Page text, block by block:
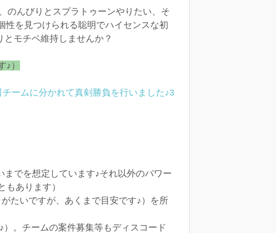
のんびりとスプラトゥーンやりたい、そ
性を見つけられる聡明でハイセンスな初
モチベ維持しませんか？
）
ームに分かれて真剣勝負を行いました♪3
でを想定しています♪それ以外のパワー
あります）
たいですが、あくまで目安です♪）を所
。チームの案件募集等もディスコード